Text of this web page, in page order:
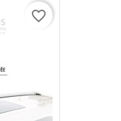
favorite_border